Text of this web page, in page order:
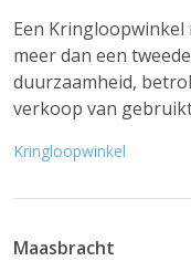
Een Kringloopwinkel
meer dan een
duurzaamheid,
verkoop van
Kringloopwinkel
Maasbracht